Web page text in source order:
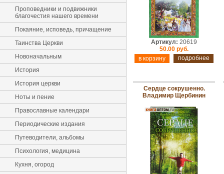
Проповедники и подвижники
благочестия нашего времени
Покаяние, исповедь, причащение
Таинства Церкви
Новоначальным
История
История церкви
Ноты и пение
Православные календари
Периодические издания
Путеводители, альбомы
Психология, медицина
Кухня, огород
Артикул: 20619
50.00 руб.
подробнее
Сердце сокрушенно.
Владимир Щербинин